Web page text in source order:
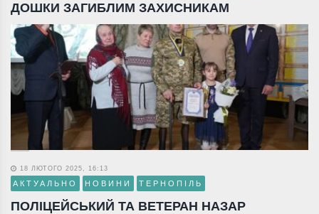
ДОШКИ ЗАГИБЛИМ ЗАХИСНИКАМ
18 ЛЮТОГО 2025, 16:13
АКТУАЛЬНО НОВИНИ ТЕРНОПІЛЬ
ПОЛІЦЕЙСЬКИЙ ТА ВЕТЕРАН НАЗАР